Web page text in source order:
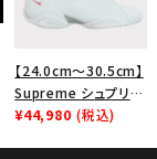
【24.0cm～30.5cm】
Supreme シュプリー
ム 2023AW Nike
¥44,980 (税込)